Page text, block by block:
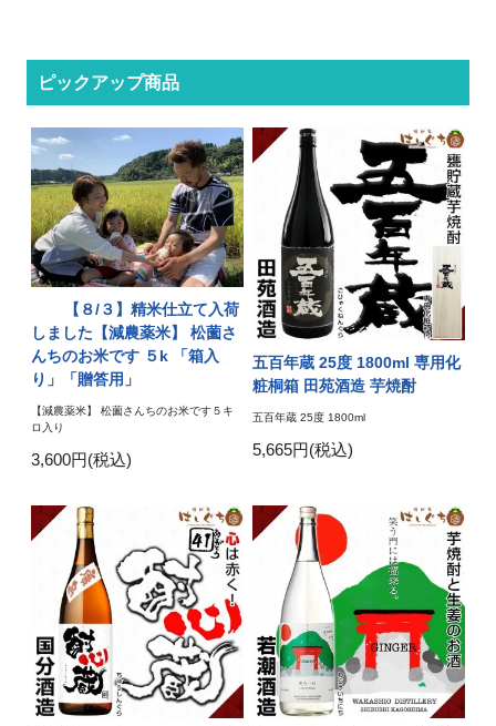
ピックアップ商品
【８/３】精米仕立て入荷
しました【減農薬米】 松薗さ
んちのお米です ５k 「箱入
り」「贈答用」
【減農薬米】 松薗さんちのお米です５キ
ロ入り
3,600円(税込)
五百年蔵 25度 1800ml 専用化
粧桐箱 田苑酒造 芋焼酎
五百年蔵 25度 1800ml
5,665円(税込)